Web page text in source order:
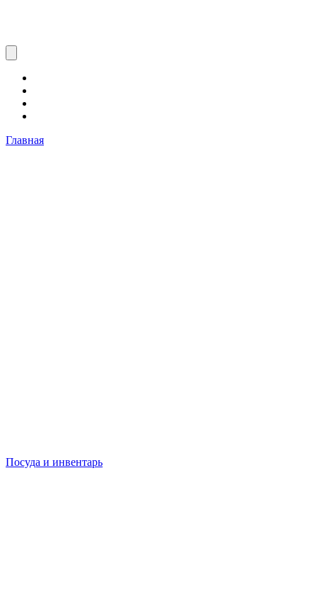
Главная
Посуда и инвентарь